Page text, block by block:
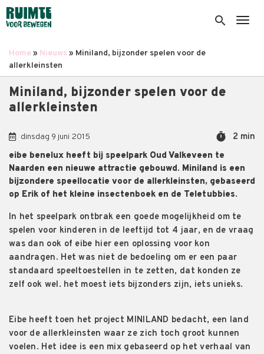
Overslaan
en
inhoud
gaan
search
Kruimelpad
Home Nieuws
Miniland, bijzonder spelen voor de
allerkleinsten
Miniland, bijzonder spelen voor de
allerkleinsten
dinsdag 9 juni 2015 timer
2 min
eibe benelux heeft bij speelpark Oud Valkeveen te
Naarden een nieuwe attractie gebouwd. Miniland is een
bijzondere speellocatie voor de allerkleinsten, gebaseerd
op Erik of het kleine insectenboek en de Teletubbies.
In het speelpark ontbrak een goede mogelijkheid om te
spelen voor kinderen in de leeftijd tot 4 jaar, en de vraag
was dan ook of eibe hier een oplossing voor kon
aandragen. Het was niet de bedoeling om er een paar
standaard speeltoestellen in te zetten, dat konden ze
zelf ook wel. het moest iets bijzonders zijn, iets unieks.
Eibe heeft toen het project MINILAND bedacht, een land
voor de allerkleinsten waar ze zich toch groot kunnen
voelen. Het idee is een mix gebaseerd op het verhaal van